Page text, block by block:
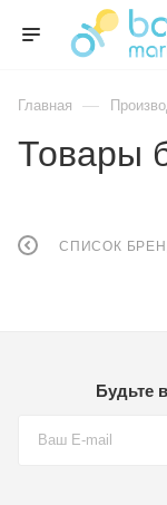
Главная —
Товары
СПИСОК
Будьте